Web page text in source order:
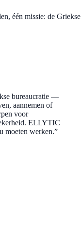
één missie: de Griekse
bureaucratie —
aannemen of
voor
ELLYTIC
moeten werken.”